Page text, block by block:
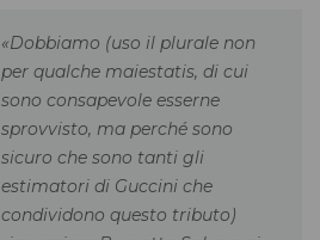
«Dobbiamo (uso il plurale non
per qualche maiestatis, di cui
sono consapevole esserne
sprovvisto, ma perché sono
sicuro che sono tanti gli
estimatori di Guccini che
condividono questo tributo)